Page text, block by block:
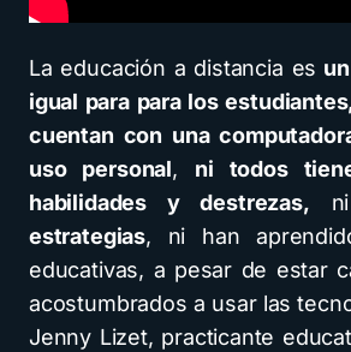
La educación a distancia es
igual para para los
cuentan con una
uso personal, ni todos
habilidades y destrezas, ni
estrategias, ni han
educativas, a pesar de estar
acostumbrados a usar las
Jenny Lizet, practicante